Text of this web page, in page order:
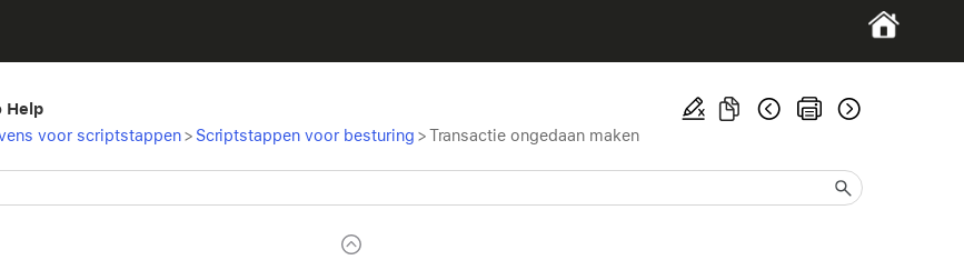
Help
voor scriptstappen> Scriptstappen voor besturing >Transactie ongedaan maken